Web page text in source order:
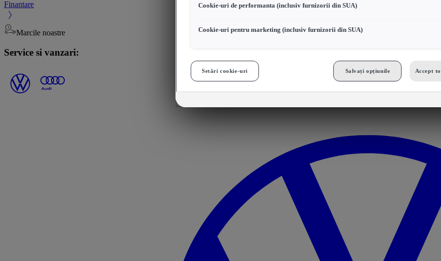
Finantare
Marcile noastre
Service si vanzari:
Cookie-uri de performanta (inclusiv furnizorii din SUA)
Cookie-uri pentru marketing (inclusiv furnizorii din SUA)
Setări cookie-uri Salvați opțiunile Accept